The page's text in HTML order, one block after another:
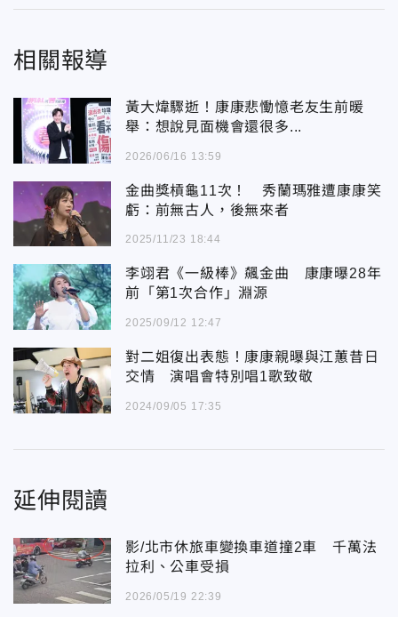
相關報導
黃大煒驟逝！康康悲慟憶老友生前暖
舉：想說見面機會還很多...
2026/06/16 13:59
金曲獎槓龜11次！ 秀蘭瑪雅遭康康笑
虧：前無古人，後無來者
2025/11/23 18:44
李翊君《一級棒》飆金曲 康康曝28年
前「第1次合作」淵源
2025/09/12 12:47
對二姐復出表態！康康親曝與江蕙昔日
交情 演唱會特別唱1歌致敬
2024/09/05 17:35
延伸閱讀
影/北市休旅車變換車道撞2車 千萬法
拉利、公車受損
2026/05/19 22:39